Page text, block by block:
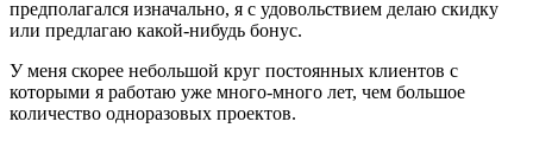
предполагался изначально, я с удовольствием делаю скидку
или предлагаю какой-нибудь бонус.
У меня скорее небольшой круг постоянных клиентов с
которыми я работаю уже много-много лет, чем большое
количество одноразовых проектов.